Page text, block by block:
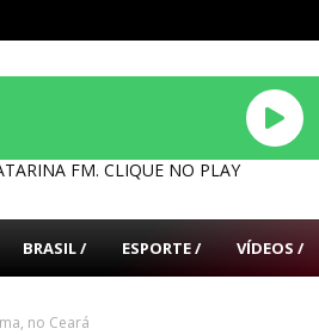
FM. CLIQUE NO PLAY
BRASIL / ESPORTE / VÍDEOS /
no Ceará